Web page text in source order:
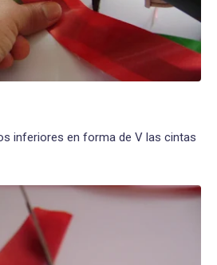
inferiores en forma de V las cintas